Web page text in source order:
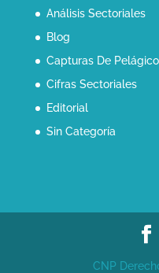
Análisis Sectoriales
Blog
Capturas De
Cifras Sectoriales
Editorial
Sin Categoría
CNP